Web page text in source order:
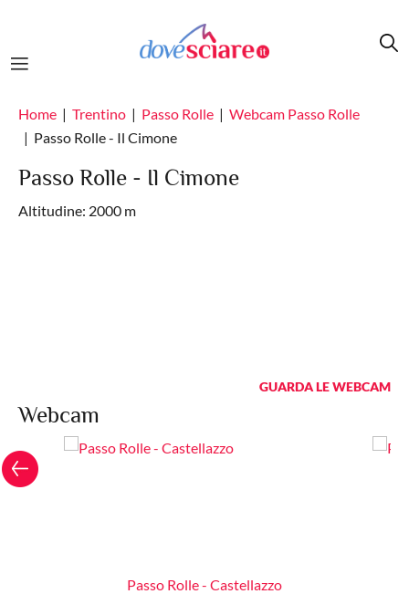
Home Trentino Passo Rolle
Webcam Passo Rolle
Passo Rolle - Il Cimone
Passo Rolle - Il Cimone
Altitudine: 2000 m
Webcam
GUARDA LE WEBCAM
Passo Rolle - Castellazzo